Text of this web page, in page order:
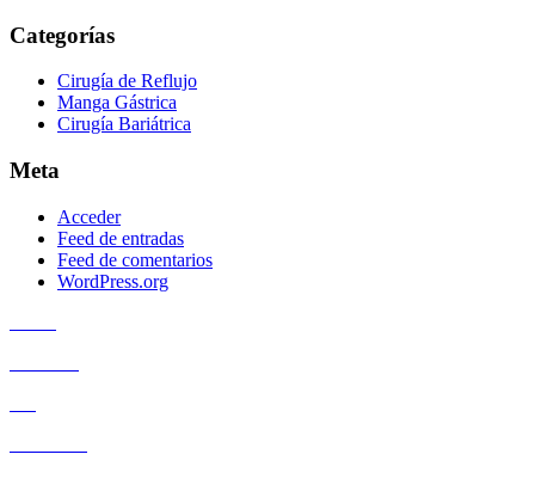
Categorías
Cirugía de Reflujo
Manga Gástrica
Cirugía Bariátrica
Meta
Acceder
Feed de entradas
Feed de comentarios
WordPress.org